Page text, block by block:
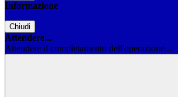
Informazione
Chiudi
Attendere...
Attendere il completamento dell'operazione...